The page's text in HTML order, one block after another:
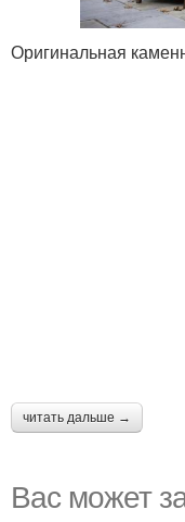
Оригинальная
читать дальше →
Вас может